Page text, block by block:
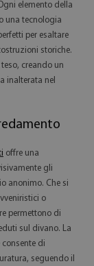
elemento della
una tecnologia
per esaltare
storiche.
creando un
inalterata nel
offre una
gli
anonimo. Che si
o
permettono di
sul divano. La
di
seguendo il